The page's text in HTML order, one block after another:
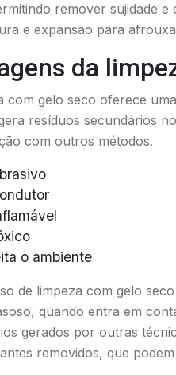
remover sujidade
e expansão para
da
com gelo seco oferece
resíduos secundários
com outros métodos.
o ambiente
de limpeza com gelo
quando entra em
gerados por outras
removidos, que